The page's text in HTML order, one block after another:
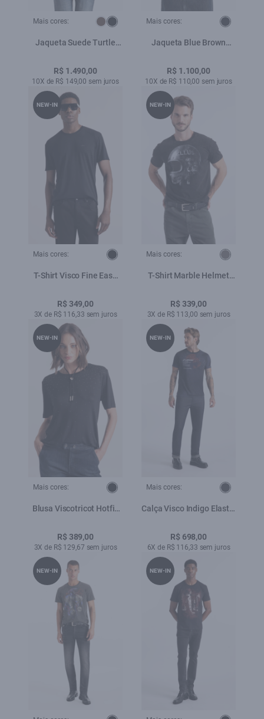
Mais cores:
Jaqueta Suede Turtle
R$ 1.490,00
10X de R$ 149,00 sem juros
Mais cores:
Jaqueta Blue Brown
R$ 1.100,00
10X de R$ 110,00 sem juros
Mais cores:
T-Shirt Visco Fine Easa
R$ 349,00
3X de R$ 116,33 sem juros
NEW-IN
Mais cores:
T-Shirt Marble Helmet
R$ 339,00
3X de R$ 113,00 sem juros
NEW-IN
Mais cores:
Blusa Viscotricot Hotfix
R$ 389,00
3X de R$ 129,67 sem juros
NEW-IN
Mais cores:
Calça Visco Indigo Elastic
R$ 698,00
6X de R$ 116,33 sem juros
NEW-IN
NEW-IN NEW-IN